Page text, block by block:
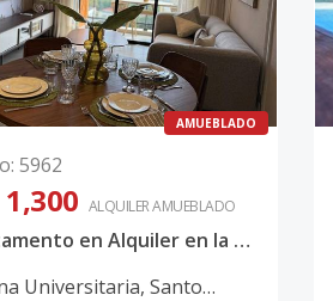
AMUEBLADO
: 5962
1,300 ALQUILERAMUEBLADO
Apartamento en Alquiler en la Zona Universitaria
Universitaria, Santo